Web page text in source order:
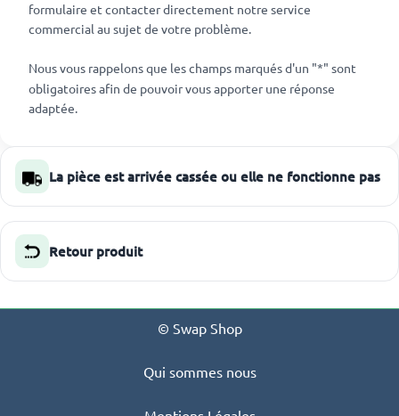
formulaire et contacter directement notre service
commercial au sujet de votre problème.
Nous vous rappelons que les champs marqués d'un "*" sont
obligatoires afin de pouvoir vous apporter une réponse
adaptée.
La pièce est arrivée cassée ou elle ne fonctionne pas
Retour produit
© Swap Shop
Qui sommes nous